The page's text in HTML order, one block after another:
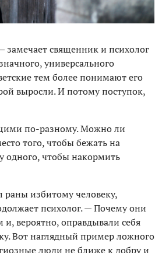
священник и психолог
универсального
тем более понимают его
выросли. И потому поступок,
по-разному. Можно ли
того, чтобы бежать на
одного, чтобы накормить
раны избитому человеку,
психолог. — Почему они
вероятно, оправдывали себя
Вот наглядный пример ложного
люди не ближе к добру и